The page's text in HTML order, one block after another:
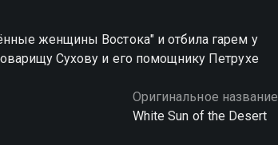
женщины Востока" и отбила гарем у
Сухову и его помощнику Петрухе
Оригинальное название
White Sun of the Desert